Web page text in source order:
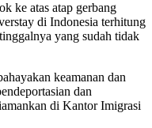
ke atas atap gerbang
di Indonesia terhitung
yang sudah tidak
keamanan dan
dan
di Kantor Imigrasi